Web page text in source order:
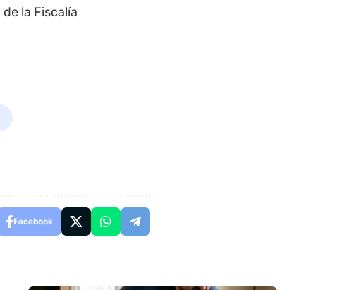
la Fiscalía
Facebook